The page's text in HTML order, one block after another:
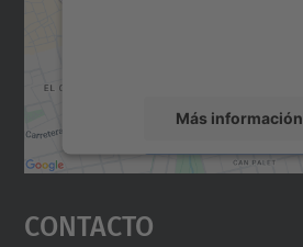
Más información
Aceptar
powered by
Contacto